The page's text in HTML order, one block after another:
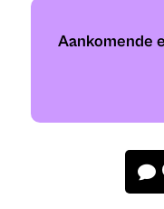
Aankomende